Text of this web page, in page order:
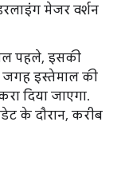
मेजर वर्शन
पहले, इसकी
जगह इस्तेमाल की
दिया जाएगा.
के दौरान, करीब